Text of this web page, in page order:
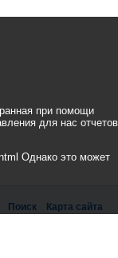
Поиск Карта сайта
при помощи
для нас
Однако это может